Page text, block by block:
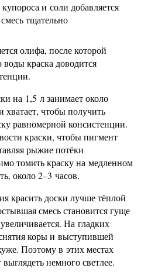
и соли добавляется
тщательно
олифа, после которой
воды краска доводится
на 1,5 л занимает около
чтобы получить
равномерной консистенции.
краски, чтобы пигмент
рыжие потёки
томить краску на медленном
около 2–3 часов.
красить доски лучше тёплой
смесь становится гуще
На гладких
коры и выступившей
Поэтому в этих местах
немного светлее.